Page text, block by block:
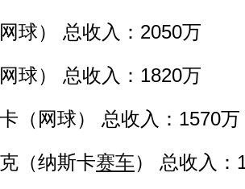
） 总收入：2050万
） 总收入：1820万
网球） 总收入：1570万
纳斯卡赛车） 总收入：